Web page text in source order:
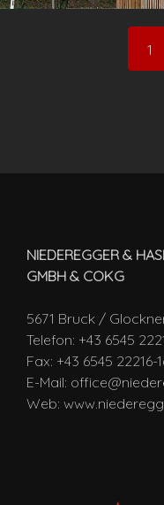
1
NIEDEREGGER &
GMBH & COKG
5671 Bruck /
Telefon: +43 6545
Fax: +43 6545 22216-
E-Mail:
Web: